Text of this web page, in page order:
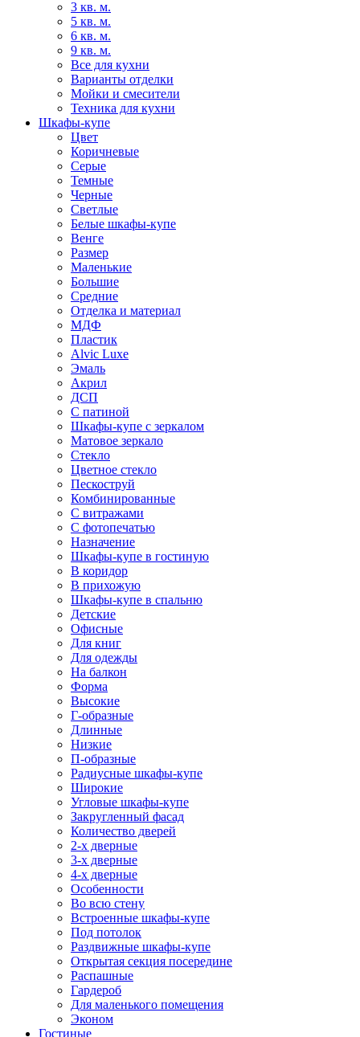
3 кв. м.
5 кв. м.
6 кв. м.
9 кв. м.
Все для кухни
Варианты отделки
Мойки и смесители
Техника для кухни
Шкафы-купе
Цвет
Коричневые
Серые
Темные
Черные
Светлые
Белые шкафы-купе
Венге
Размер
Маленькие
Большие
Средние
Отделка и материал
МДФ
Пластик
Alvic Luxe
Эмаль
Акрил
ДСП
С патиной
Шкафы-купе с зеркалом
Матовое зеркало
Стекло
Цветное стекло
Пескоструй
Комбинированные
С витражами
С фотопечатью
Назначение
Шкафы-купе в гостиную
В коридор
В прихожую
Шкафы-купе в спальню
Детские
Офисные
Для книг
Для одежды
На балкон
Форма
Высокие
Г-образные
Длинные
Низкие
П-образные
Радиусные шкафы-купе
Широкие
Угловые шкафы-купе
Закругленный фасад
Количество дверей
2-х дверные
3-х дверные
4-х дверные
Особенности
Во всю стену
Встроенные шкафы-купе
Под потолок
Раздвижные шкафы-купе
Открытая секция посередине
Распашные
Гардероб
Для маленького помещения
Эконом
Гостиные